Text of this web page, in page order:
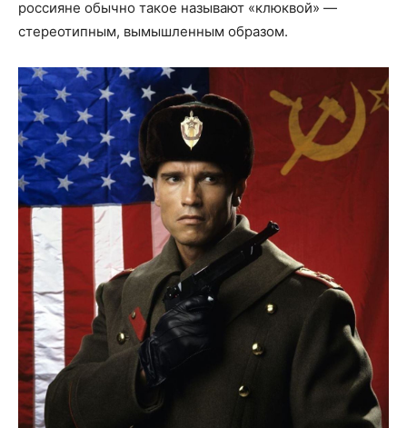
россияне обычно такое называют «клюквой» —
стереотипным, вымышленным образом.